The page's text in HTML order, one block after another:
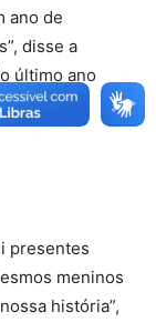
ano de
disse a
último ano
presentes
meninos
história”,